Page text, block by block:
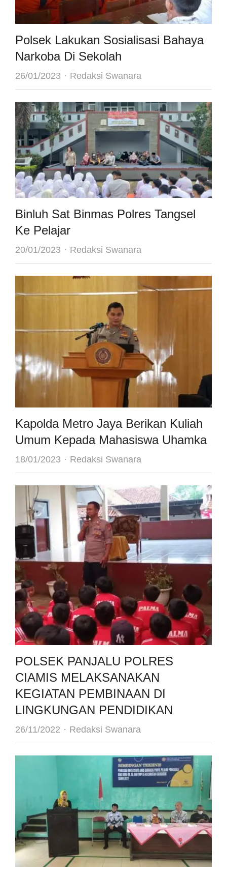
Polsek Lakukan Sosialisasi Bahaya
Narkoba Di Sekolah
26/01/2023 Author
Redaksi Swanara
Binluh Sat Binmas Polres Tangsel
Ke Pelajar
20/01/2023 Author
Redaksi Swanara
Kapolda Metro Jaya Berikan Kuliah
Umum Kepada Mahasiswa Uhamka
18/01/2023 Author
Redaksi Swanara
POLSEK PANJALU POLRES
CIAMIS MELAKSANAKAN
KEGIATAN PEMBINAAN DI
LINGKUNGAN PENDIDIKAN
26/11/2022 Author
Redaksi Swanara